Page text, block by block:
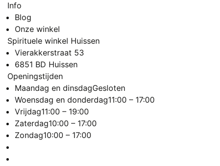
Info
Blog
Onze winkel
Spirituele winkel Huissen
Vierakkerstraat 53
6851 BD Huissen
Openingstijden
Maandag en dinsdagGesloten
Woensdag en donderdag11:00 – 17:00
Vrijdag11:00 – 19:00
Zaterdag10:00 – 17:00
Zondag10:00 – 17:00